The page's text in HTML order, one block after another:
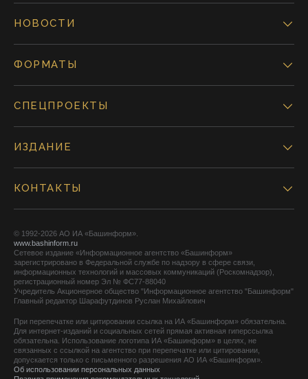
НОВОСТИ
ФОРМАТЫ
СПЕЦПРОЕКТЫ
ИЗДАНИЕ
КОНТАКТЫ
© 1992-2026 АО ИА «Башинформ».
www.bashinform.ru
Сетевое издание «Информационное агентство «Башинформ»
зарегистрировано в Федеральной службе по надзору в сфере связи,
информационных технологий и массовых коммуникаций (Роскомнадзор),
регистрационный номер Эл № ФС77-88040
Учредитель Акционерное общество "Информационное агентство "Башинформ"
Главный редактор Шарафутдинов Руслан Михайлович
При перепечатке или цитировании ссылка на ИА «Башинформ» обязательна.
Для интернет-изданий и социальных сетей прямая активная гиперссылка
обязательна. Использование логотипа ИА «Башинформ» в целях, не
связанных с ссылкой на агентство при перепечатке или цитировании,
допускается только с письменного разрешения АО ИА «Башинформ».
Об использовании персональных данных